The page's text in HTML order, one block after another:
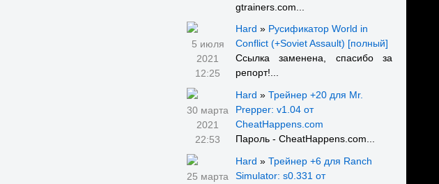
gtrainers.com...
5 июля
2021
12:25
Hard » Русификатор World in
Conflict (+Soviet Assault) [полный]
Ссылка заменена, спасибо за
репорт!...
30 марта
2021
22:53
Hard » Трейнер +20 для Mr.
Prepper: v1.04 от
CheatHappens.com
Пароль - CheatHappens.com...
25 марта
Hard » Трейнер +6 для Ranch
Simulator: s0.331 от